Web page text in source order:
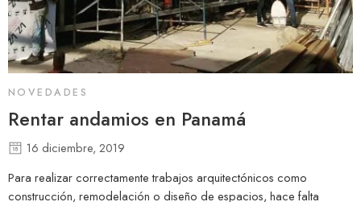
NOVEDADES
Rentar andamios en Panamá
16 diciembre, 2019
Para realizar correctamente trabajos arquitectónicos como
construcción, remodelación o diseño de espacios, hace falta